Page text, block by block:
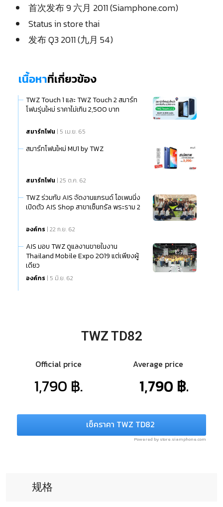
首次发布 9 六月 2011 (Siamphone.com)
Status in store thai
发布 Q3 2011 (九月 54)
เนื้อหาที่เกี่ยวข้อง
TWZ Touch 1 และ TWZ Touch 2 สมาร์ท
โฟนรุ่นใหม่ ราคาไม่เกิน 2,500 บาท
สมาร์ทโฟน | 5 เม.ย. 65
สมาร์ทโฟนใหม่ MU1 by TWZ
สมาร์ทโฟน | 25 ต.ค. 62
TWZ ร่วมกับ AIS จัดงานแกรนด์ โอเพนนิ่ง
เปิดตัว AIS Shop สาขาเซ็นทรัล พระราม 2
องค์กร | 22 ก.ย. 62
AIS มอบ TWZ ดูแลงานขายในงาน
Thailand Mobile Expo 2019 แต่เพียงผู้
เดียว
องค์กร | 5 มิ.ย. 62
TWZ TD82
Official price
1,790 ฿.
Average price
1,790 ฿.
เช็คราคา TWZ TD82
Powered by store.siamphone.com
规格